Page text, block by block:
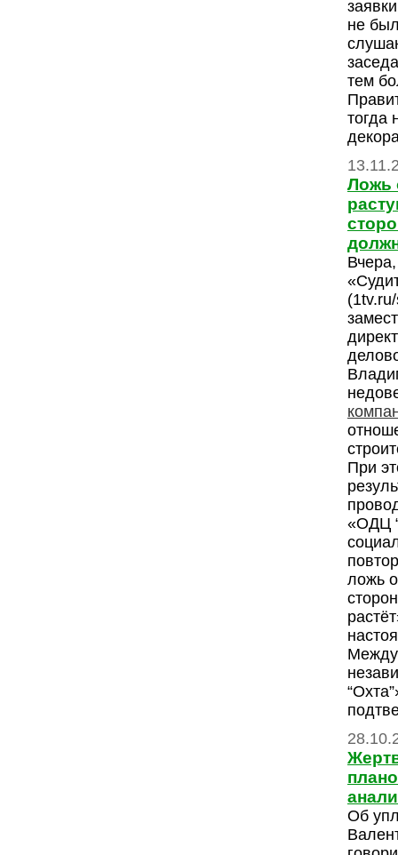
не
тем
тогда
Ложь
При
«ОДЦ
ложь
Об